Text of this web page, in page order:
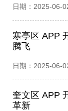
日期：2025-06-
寒亭区 APP
腾飞​
日期：2025-06-
奎文区 APP
革新​